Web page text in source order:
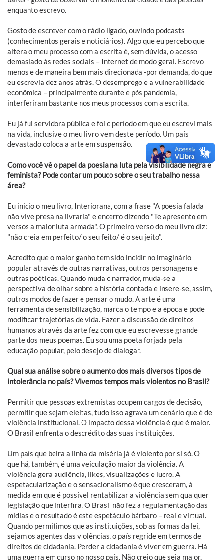
enquanto escrevo.
Gosto de escrever com o rádio ligado, ouvindo podcasts
(conhecimentos gerais e noticiários). Algo que eu percebo que
altera o meu processo com a escrita é, sem dúvida, o acesso
demasiado às redes sociais – Internet de modo geral. Escrevo
menos e de maneira bem mais direcionada -por demanda, do que
eu escrevia dez anos atrás. O desemprego e a vulnerabilidade
econômica – principalmente durante e pós pandemia,
interferiram bastante nos meus processos com a escrita.
Eu já fui servidora pública e foi o período em que eu escrevi mais
na vida, inclusive o meu livro vem deste período. Um país
devastado coloca a arte em suspensão.
Como você vê o papel da poesia na luta pela visibilidade negra e
feminista? Pode contar um pouco sobre o seu trabalho nessa
área?
Eu inicio o meu livro, Interiorana, com a frase "A poesia falada
não vive presa na livraria" e encerro dizendo "Te apresento em
versos a maior luta armada". O primeiro verso do meu livro diz:
"não creia em perfeito/ o seu feito/ é o seu jeito".
Acredito que o maior ganho tem sido incidir no imaginário
popular através de outras narrativas, outros personagens e
outras poéticas. Quando muda o narrador, muda-se a
perspectiva de olhar sobre a história contada e insere-se, assim,
outros modos de fazer e pensar o mudo. A arte é uma
ferramenta de sensibilização, marca o tempo e a época e pode
modificar trajetórias de vida. Fazer a discussão de direitos
humanos através da arte fez com que eu escrevesse grande
parte dos meus poemas. Eu sou uma poeta forjada pela
educação popular, pelo desejo de dialogar.
Qual sua análise sobre o aumento dos mais diversos tipos de
intolerância no país? Vivemos tempos mais violentos no Brasil?
Permitir que pessoas extremistas ocupem cargos de decisão,
permitir que sejam eleitas, tudo isso agrava um cenário que é de
violência institucional. O impacto dessa violência é que é maior.
O Brasil enfrenta o descrédito das suas instituições.
Um país que beira a linha da miséria já é violento por si só. O
que há, também, é uma veiculação maior da violência. A
violência gera audiência, likes, visualizações e lucro. A
espetacularização e o sensacionalismo é que cresceram, à
medida em que é possível rentabilizar a violência sem qualquer
legislação que interfira. O Brasil não fez a regulamentação das
mídias e o resultado é este espetáculo bárbaro – real e virtual.
Quando permitimos que as instituições, sob as formas da lei,
sejam os agentes das violências, o país regride em termos de
direitos de cidadania. Perder a cidadania é viver em guerra. Há
uma guerra em curso no nosso país. Não creio que seja maior,